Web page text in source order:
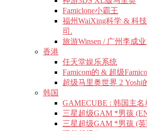
Famiclone小霸王
福州WaiXing科学 & 科
司.
旅游Winsen / 广州李成
香港
任天堂娱乐系统
Famicom的 & 超级
超级马里奥世界 2 Yoshi
韩国
GAMECUBE : 韩国主名
三星超级GAM *男孩
三星超级GAM *男孩 (